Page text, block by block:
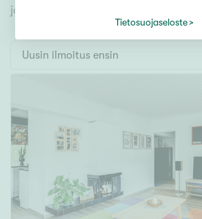
Vapaa-ajan asunto
Hinta
000
jonka avulla löydät omien toiveidesi
Uusin ilmoitus ensin
Tietosuojaseloste